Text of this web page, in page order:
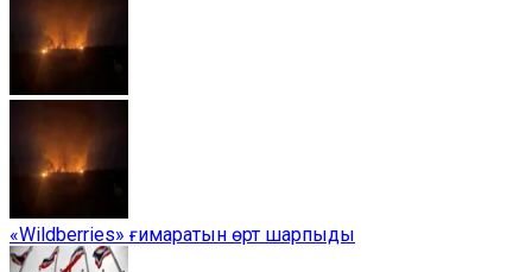
«Wildberries» ғимаратын өрт шарпыды